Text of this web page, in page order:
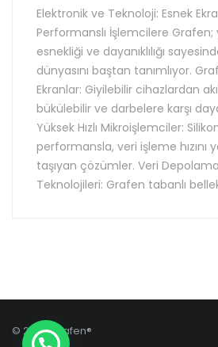
Elektronik ve Teknoloji: Esnek
Performanslı İşlemcilere Grafen;
esnekliği ve dayanıklılığı
dünyasını baştan tanımlıyor.
Ekranlar: Giyilebilir cihazlardan
bükülebilir ve darbelere karşı
Yüksek Hızlı Mikroişlemciler:
performansla, veri işleme hızını
taşıyan çözümler. Veri
Teknolojileri: Grafen tabanlı
© 2026 Grafen®